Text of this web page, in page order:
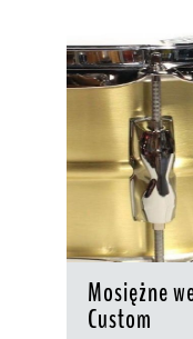
Mosiężne
Custom